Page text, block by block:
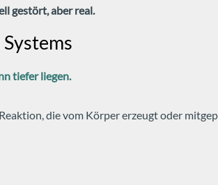
gestört, aber real.
tiefer liegen.
die vom Körper erzeugt oder